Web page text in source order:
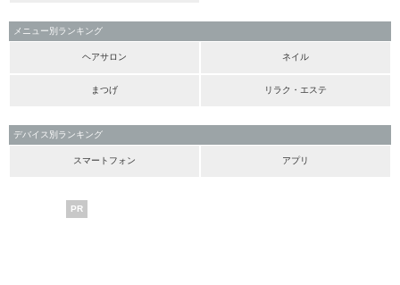
メニュー別ランキング
ヘアサロン ネイル
まつげ リラク・エステ
デバイス別ランキング
スマートフォン アプリ
PR